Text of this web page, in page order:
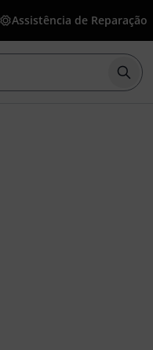
Assistência de Reparação